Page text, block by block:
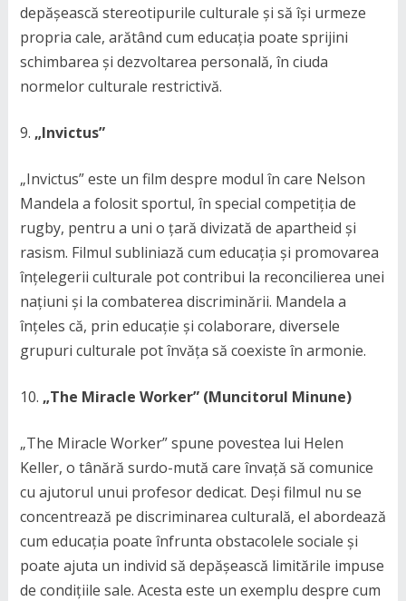
depășească stereotipurile culturale și să își urmeze
propria cale, arătând cum educația poate sprijini
schimbarea și dezvoltarea personală, în ciuda
normelor culturale restrictivă.
„Invictus”
„Invictus” este un film despre modul în care Nelson
Mandela a folosit sportul, în special competiția de
rugby, pentru a uni o țară divizată de apartheid și
rasism. Filmul subliniază cum educația și promovarea
înțelegerii culturale pot contribui la reconcilierea unei
națiuni și la combaterea discriminării. Mandela a
înțeles că, prin educație și colaborare, diversele
grupuri culturale pot învăța să coexiste în armonie.
„The Miracle Worker” (Muncitorul Minune)
„The Miracle Worker” spune povestea lui Helen
Keller, o tânără surdo-mută care învață să comunice
cu ajutorul unui profesor dedicat. Deși filmul nu se
concentrează pe discriminarea culturală, el abordează
cum educația poate înfrunta obstacolele sociale și
poate ajuta un individ să depășească limitările impuse
de condițiile sale. Acesta este un exemplu despre cum